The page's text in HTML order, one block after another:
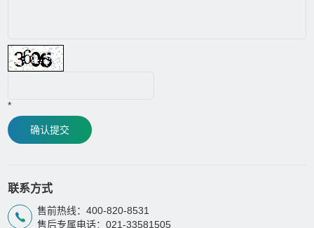
*
确认提交
联系方式
售前热线：400-820-8531
售后专属电话：021-33581505